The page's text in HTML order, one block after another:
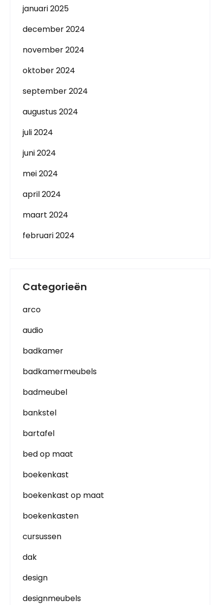
januari 2025
december 2024
november 2024
oktober 2024
september 2024
augustus 2024
juli 2024
juni 2024
mei 2024
april 2024
maart 2024
februari 2024
Categorieën
arco
audio
badkamer
badkamermeubels
badmeubel
bankstel
bartafel
bed op maat
boekenkast
boekenkast op maat
boekenkasten
cursussen
dak
design
designmeubels